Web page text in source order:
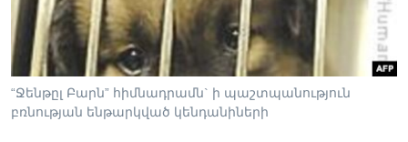
Լեզուներ
“Ջենթըլ Բարն” հիմնադրամն` ի պաշտպանություն
բռնության ենթարկված կենդանիների